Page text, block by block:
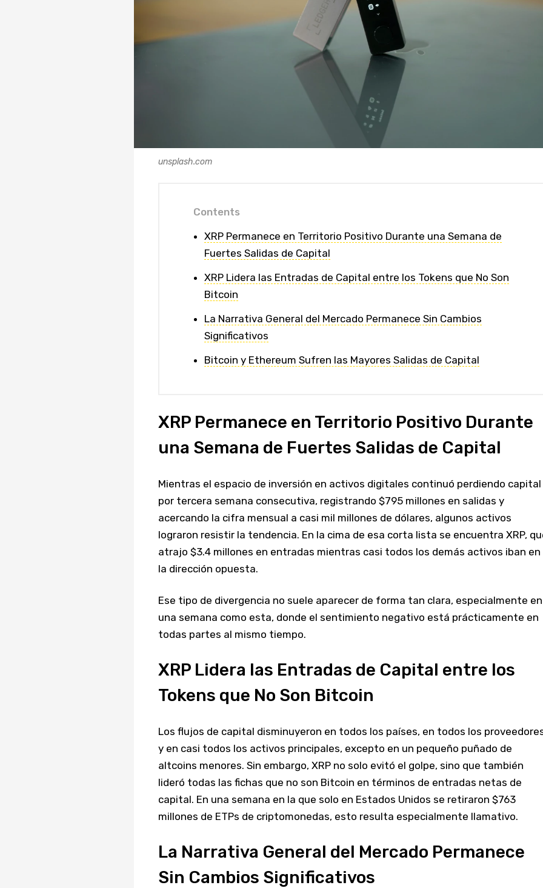
unsplash.com
Contents
XRP Permanece en Territorio Positivo Durante una Semana de
Fuertes Salidas de Capital
XRP Lidera las Entradas de Capital entre los Tokens que No Son
Bitcoin
La Narrativa General del Mercado Permanece Sin Cambios
Significativos
Bitcoin y Ethereum Sufren las Mayores Salidas de Capital
XRP Permanece en Territorio Positivo Durante
una Semana de Fuertes Salidas de Capital
Mientras el espacio de inversión en activos digitales continuó perdiendo capital
por tercera semana consecutiva, registrando $795 millones en salidas y
acercando la cifra mensual a casi mil millones de dólares, algunos activos
lograron resistir la tendencia. En la cima de esa corta lista se encuentra XRP,
atrajo $3.4 millones en entradas mientras casi todos los demás activos iban en
la dirección opuesta.
Ese tipo de divergencia no suele aparecer de forma tan clara, especialmente en
una semana como esta, donde el sentimiento negativo está prácticamente en
todas partes al mismo tiempo.
XRP Lidera las Entradas de Capital entre los
Tokens que No Son Bitcoin
Los flujos de capital disminuyeron en todos los países, en todos los
y en casi todos los activos principales, excepto en un pequeño puñado de
altcoins menores. Sin embargo, XRP no solo evitó el golpe, sino que también
lideró todas las fichas que no son Bitcoin en términos de entradas netas de
capital. En una semana en la que solo en Estados Unidos se retiraron $763
millones de ETPs de criptomonedas, esto resulta especialmente llamativo.
La Narrativa General del Mercado Permanece
Sin Cambios Significativos